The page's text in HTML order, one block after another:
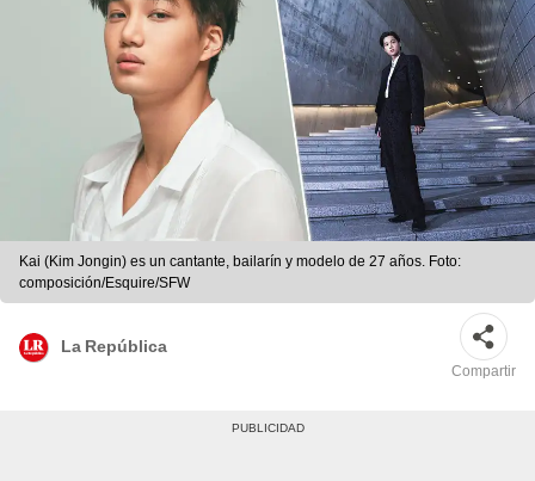
Kai (Kim Jongin) es un cantante, bailarín y modelo de 27 años. Foto:
composición/Esquire/SFW
La República
Compartir